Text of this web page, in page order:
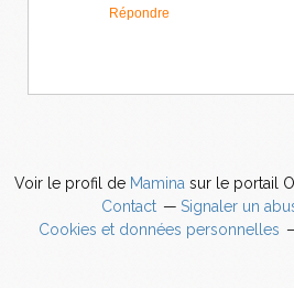
Répondre
Voir le profil de Mamina sur le portail
Contact
Signaler un
Cookies et données personnelles